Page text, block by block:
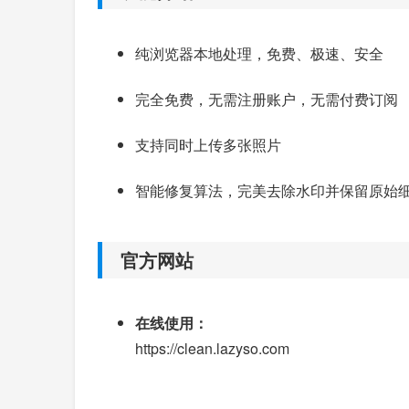
纯浏览器本地处理，免费、极速、安全
完全免费，无需注册账户，无需付费订阅
支持同时上传多张照片
智能修复算法，完美去除水印并保留原始
官方网站
在线使用：
https://clean.lazyso.com